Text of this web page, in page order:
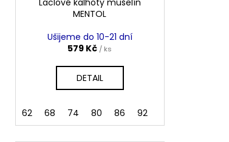
122 128 134 140
MENTOL
Ušijeme do 10-21 dní
579 Kč / ks
DETAIL
62 68 74 80 86 92